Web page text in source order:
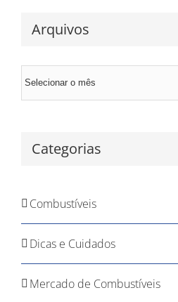
Arquivos
Arquivos
Categorias
Combustíveis
Dicas e Cuidados
Mercado de Combustíveis